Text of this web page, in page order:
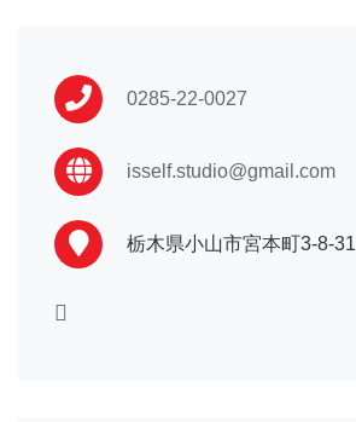
男性袴…33,000〜
訪問着…16,500〜
黒留袖…33,000〜
喪服 …16,500〜
せ下さい。
0285-22-0027
isself.studio@gmail.com
栃木県小山市宮本町3-8-31